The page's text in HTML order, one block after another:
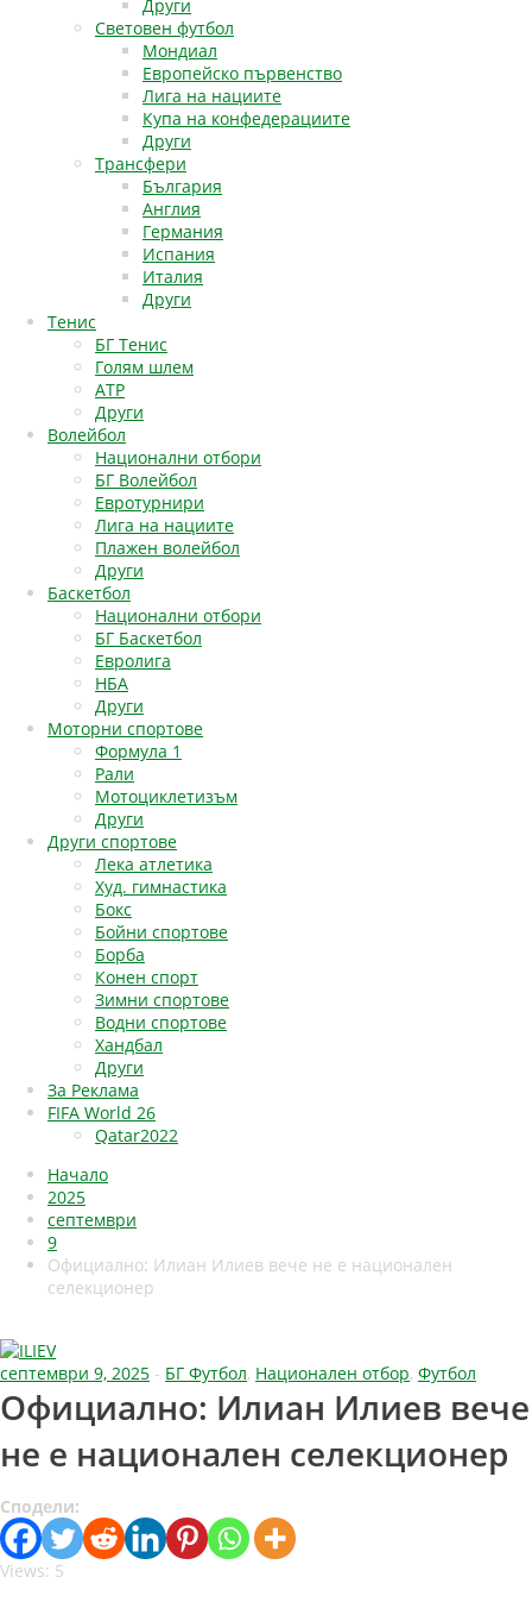
Други
Световен футбол
Мондиал
Европейско първенство
Лига на нациите
Купа на конфедерациите
Други
Трансфери
България
Англия
Германия
Испания
Италия
Други
Тенис
БГ Тенис
Голям шлем
АТР
Други
Волейбол
Национални отбори
БГ Волейбол
Евротурнири
Лига на нациите
Плажен волейбол
Други
Баскетбол
Национални отбори
БГ Баскетбол
Евролига
НБА
Други
Моторни спортове
Формула 1
Рали
Мотоциклетизъм
Други
Други спортове
Лека атлетика
Худ. гимнастика
Бокс
Бойни спортове
Борба
Конен спорт
Зимни спортове
Водни спортове
Хандбал
Други
За Реклама
FIFA World 26
Qatar2022
Начало
2025
септември
9
Официално: Илиан Илиев вече не е национален
селекционер
септември 9, 2025 - БГ Футбол, Национален отбор, Футбол
Официално: Илиан Илиев вече
не е национален селекционер
Сподели:
Views: 5